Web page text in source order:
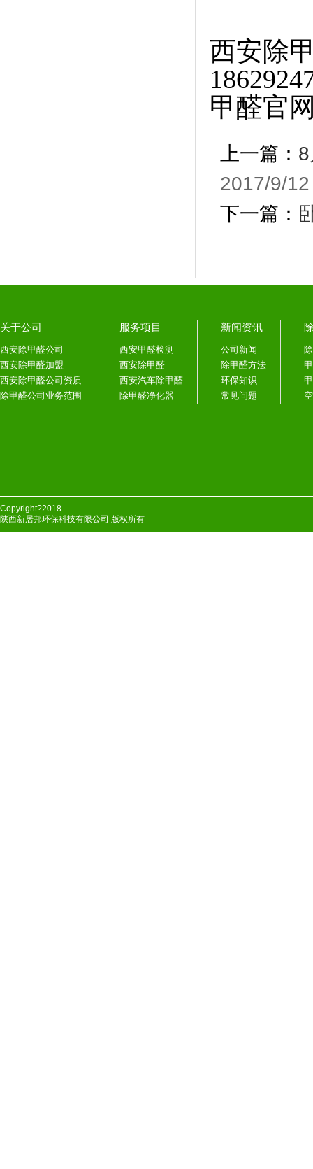
西安除
甲醛官
上一篇：
2017/9/12
下一篇：
关于公司
西安除甲醛公司
西安除甲醛加盟
西安除甲醛公司资质
除甲醛公司业务范围
服务项目
西安甲醛检测
西安除甲醛
西安汽车除甲醛
除甲醛净化器
新闻资讯
公司新闻
除甲醛方法
环保知识
常见问题
Copyright?2018
陕西新居邦环保科技有限公司 版权所有